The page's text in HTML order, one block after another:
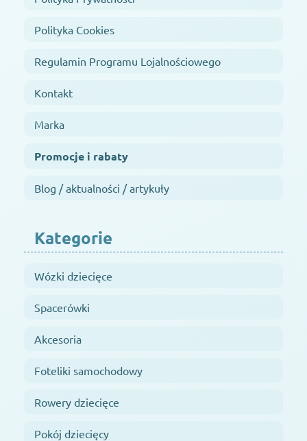
Polityka Cookies
Regulamin Programu Lojalnościowego
Kontakt
Marka
Promocje i rabaty
Blog / aktualności / artykuły
Kategorie
Wózki dziecięce
Spacerówki
Akcesoria
Foteliki samochodowy
Rowery dziecięce
Pokój dziecięcy